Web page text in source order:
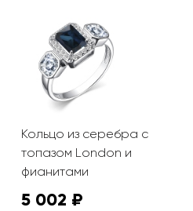
Кольцо из серебра с
топазом London и
фианитами
5 002 ₽